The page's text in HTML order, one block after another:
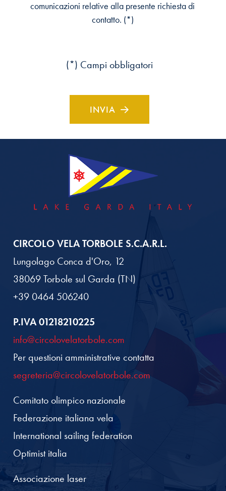
comunicazioni relative alla presente richiesta di
contatto. (*)
(*) Campi obbligatori
INVIA
CIRCOLO VELA TORBOLE S.C.A.R.L.
Lungolago Conca d'Oro, 12
38069 Torbole sul Garda (TN)
+39 0464 506240
P.IVA 01218210225
info@circolovelatorbole.com
Per questioni amministrative contatta
segreteria@circolovelatorbole.com
Comitato olimpico nazionale
Federazione italiana vela
International sailing federation
Optimist italia
Associazione laser